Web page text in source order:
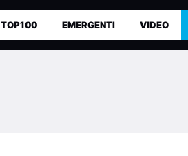
TOP100 EMERGENTI VIDEO